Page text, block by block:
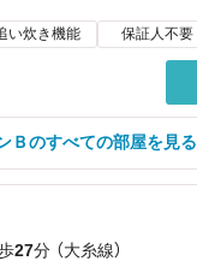
い炊き機能 保証人不要
Ｂのすべての部屋を見る
27分 （大糸線）